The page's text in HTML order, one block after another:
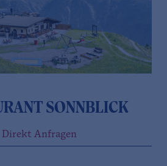
SONNBLICK
Direkt Anfragen